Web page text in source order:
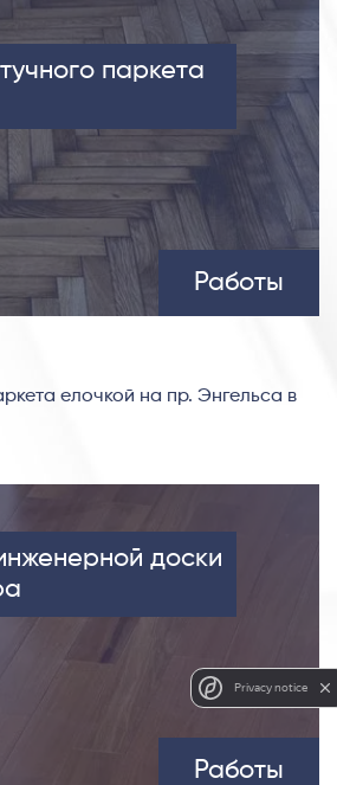
паркета
Работы
елочкой на пр. Энгельса в
доски
Работы
Privacy notice